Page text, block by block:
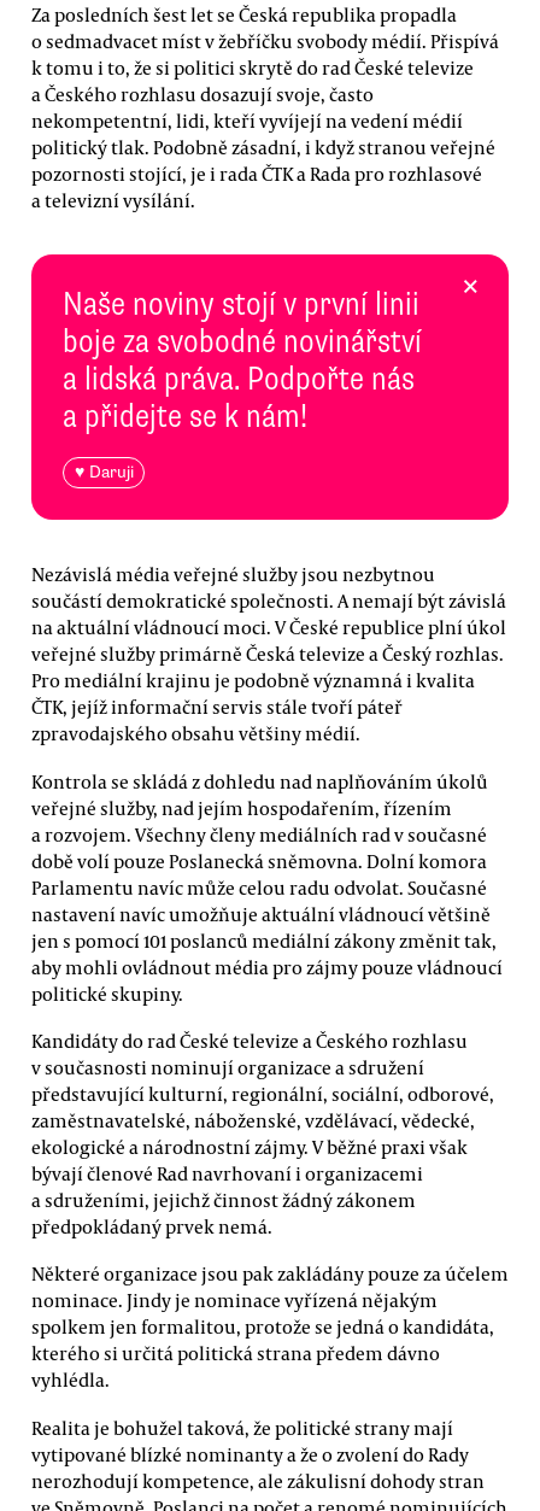
Za posledních šest let se Česká republika propadla
o sedmadvacet míst v žebříčku svobody médií. Přispívá
k tomu i to, že si politici skrytě do rad České televize
a Českého rozhlasu dosazují svoje, často
nekompetentní, lidi, kteří vyvíjejí na vedení médií
politický tlak. Podobně zásadní, i když stranou veřejné
pozornosti stojící, je i rada ČTK a Rada pro rozhlasové
a televizní vysílání.
Naše noviny stojí v první linii
boje za svobodné novinářství
a lidská práva. Podpořte nás
a přidejte se k nám!
♥ Daruji
×
Nezávislá média veřejné služby jsou nezbytnou
součástí demokratické společnosti. A nemají být závislá
na aktuální vládnoucí moci. V České republice plní úkol
veřejné služby primárně Česká televize a Český rozhlas.
Pro mediální krajinu je podobně významná i kvalita
ČTK, jejíž informační servis stále tvoří páteř
zpravodajského obsahu většiny médií.
Kontrola se skládá z dohledu nad naplňováním úkolů
veřejné služby, nad jejím hospodařením, řízením
a rozvojem. Všechny členy mediálních rad v současné
době volí pouze Poslanecká sněmovna. Dolní komora
Parlamentu navíc může celou radu odvolat. Současné
nastavení navíc umožňuje aktuální vládnoucí většině
jen s pomocí 101 poslanců mediální zákony změnit tak,
aby mohli ovládnout média pro zájmy pouze vládnoucí
politické skupiny.
Kandidáty do rad České televize a Českého rozhlasu
v současnosti nominují organizace a sdružení
představující kulturní, regionální, sociální, odborové,
zaměstnavatelské, náboženské, vzdělávací, vědecké,
ekologické a národnostní zájmy. V běžné praxi však
bývají členové Rad navrhovaní i organizacemi
a sdruženími, jejichž činnost žádný zákonem
předpokládaný prvek nemá.
Některé organizace jsou pak zakládány pouze za účelem
nominace. Jindy je nominace vyřízená nějakým
spolkem jen formalitou, protože se jedná o kandidáta,
kterého si určitá politická strana předem dávno
vyhlédla.
Realita je bohužel taková, že politické strany mají
vytipované blízké nominanty a že o zvolení do Rady
nerozhodují kompetence, ale zákulisní dohody stran